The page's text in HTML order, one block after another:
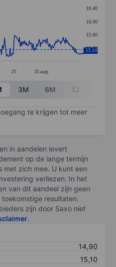
points.
categories.
values. Data ranges
27 31 aug.
15,20
15,60
16,00
16,40
15,14
3M 6M 1J
te krijgen tot meer
in aandelen levert
op de lange termijn
met zich mee. U kunt een
verliezen. In het
van dit aandeel zijn geen
resultaten.
zijn door Saxo niet
.
14,90
15,10